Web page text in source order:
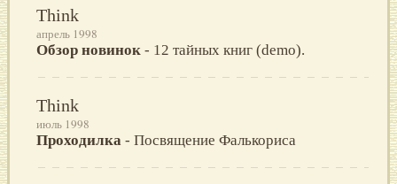
Think
апрель 1998
Обзор новинок - 12 тайных книг (demo).
Think
июль 1998
Проходилка - Посвящение Фалькориса